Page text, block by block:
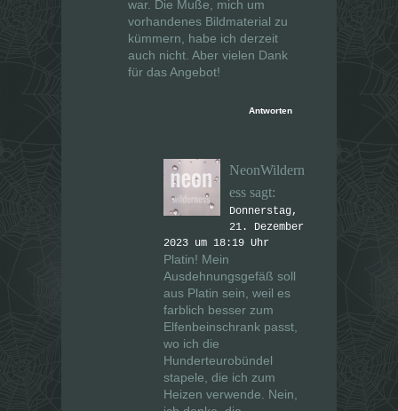
war. Die Muße, mich um
vorhandenes Bildmaterial zu
kümmern, habe ich derzeit
auch nicht. Aber vielen Dank
für das Angebot!
Antworten
NeonWildern
ess sagt:
Donnerstag,
21. Dezember
2023 um 18:19 Uhr
Platin! Mein
Ausdehnungsgefäß soll
aus Platin sein, weil es
farblich besser zum
Elfenbeinschrank passt,
wo ich die
Hunderteurobündel
stapele, die ich zum
Heizen verwende. Nein,